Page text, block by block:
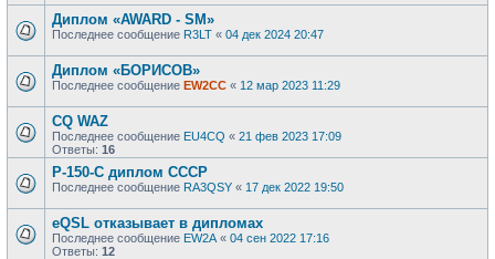
Диплом «AWARD - SM»
Последнее сообщение R3LT « 04 дек 2024 20:47
Диплом «БОРИСОВ»
Последнее сообщение EW2CC « 12 мар 2023 11:29
CQ WAZ
Последнее сообщение EU4CQ « 21 фев 2023 17:09
Ответы: 16
Р-150-С диплом СССР
Последнее сообщение RA3QSY « 17 дек 2022 19:50
eQSL отказывает в дипломах
Последнее сообщение EW2A « 04 сен 2022 17:16
Ответы: 12